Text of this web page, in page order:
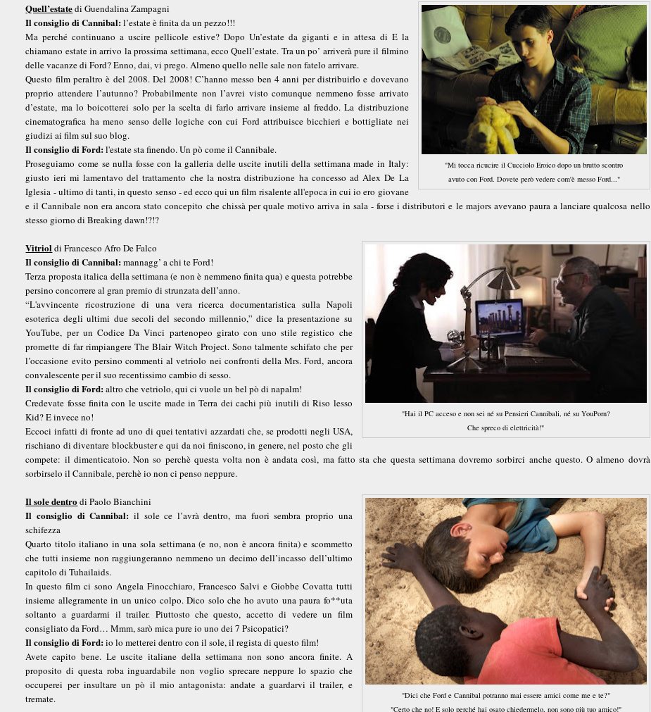
"Mi tocca ricucire il Cucciolo Eroico dopo un brutto scontro
avuto con Ford. Dovete però vedere com'è messo Ford..."
Quell’estatedi Guendalina Zampagni
Il consiglio di Cannibal:l’estate è finita da un pezzo!!!
Ma perché continuano a uscire pellicole estive? Dopo Un’estate da giganti e in attesa di E la
chiamano estate in arrivo la prossima settimana, ecco Quell’estate. Tra un po’ arriverà pure il filmino
delle vacanze di Ford? Enno, dai, vi prego. Almeno quello nelle sale non fatelo arrivare.
Questo film peraltro è del 2008. Del 2008! C’hanno messo ben 4 anni per distribuirlo e dovevano
proprio attendere l’autunno? Probabilmente non l’avrei visto comunque nemmeno fosse arrivato
d’estate, ma lo boicotterei solo per la scelta di farlo arrivare insieme al freddo. La distribuzione
cinematografica ha meno senso delle logiche con cui Ford attribuisce bicchieri e bottigliate nei
giudizi ai film sul suo blog.
Il consiglio di Ford:l'estate sta finendo. Un pò come il Cannibale.
Proseguiamo come se nulla fosse con la galleria delle uscite inutili della settimana made in Italy:
giusto ieri mi lamentavo del trattamento che la nostra distribuzione ha concesso ad Alex De La
Iglesia - ultimo di tanti, in questo senso - ed ecco qui un film risalente all'epoca in cui io ero giovane
e il Cannibale non era ancora stato concepito che chissà per quale motivo arriva in sala - forse i distributori e le majors avevano paura a lanciare qualcosa nello
stesso giorno di Breaking dawn!?!?
"Hai il PC acceso e non sei né su Pensieri Cannibali, né su YouPorn?
Che spreco di elettricità!"
Vitriol di Francesco Afro De Falco
Il consiglio di Cannibal:mannagg’ a chi te Ford!
Terza proposta italica della settimana (e non è nemmeno finita qua) e questa potrebbe
persino concorrere al gran premio di strunzata dell’anno.
“L'avvincente ricostruzione di una vera ricerca documentaristica sulla Napoli
esoterica degli ultimi due secoli del secondo millennio,” dice la presentazione su
YouTube, per un Codice Da Vinci partenopeo girato con uno stile registico che
promette di far rimpiangere The Blair Witch Project. Sono talmente schifato che per
l’occasione evito persino commenti al vetriolo nei confronti della Mrs. Ford, ancora
convalescente per il suo recentissimo cambio di sesso.
Il consiglio di Ford:altro che vetriolo, qui ci vuole un bel pò di napalm!
Credevate fosse finita con le uscite made in Terra dei cachi più inutili di Riso lesso
Kid? E invece no!
Eccoci infatti di fronte ad uno di quei tentativi azzardati che, se prodotti negli USA,
rischiano di diventare blockbuster e qui da noi finiscono, in genere, nel posto che gli
compete: il dimenticatoio. Non so perchè questa volta non è andata così, ma fatto sta che questa settimana dovremo sorbirci anche questo. O almeno dovrà
sorbirselo il Cannibale, perchè io non ci penso neppure.
"Dici che Ford e Cannibal potranno mai essere amici come me e te?"
"Certo che no! E solo perché hai osato chiedermelo, non sono più tuo amico!"
Il sole dentro di Paolo Bianchini
Il consiglio di Cannibal: il sole ce l’avrà dentro, ma fuori sembra proprio una
schifezza
Quarto titolo italiano in una sola settimana (e no, non è ancora finita) e scommetto
che tutti insieme non raggiungeranno nemmeno un decimo dell’incasso dell’ultimo
capitolo di Tuhailaids.
In questo film ci sono Angela Finocchiaro, Francesco Salvi e Giobbe Covatta tutti
insieme allegramente in un unico colpo. Dico solo che ho avuto una paura fo**uta
soltanto a guardarmi il trailer. Piuttosto che questo, accetto di vedere un film
consigliato da Ford… Mmm, sarò mica pure io uno dei 7 Psicopatici?
Il consiglio di Ford:io lo metterei dentro con il sole, il regista di questo film!
Avete capito bene. Le uscite italiane della settimana non sono ancora finite. A
proposito di questa roba inguardabile non voglio sprecare neppure lo spazio che
occuperei per insultare un pò il mio antagonista: andate a guardarvi il trailer, e
tremate.